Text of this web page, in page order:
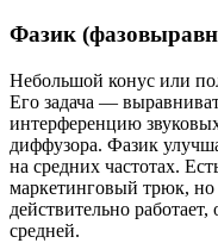
Фазик
Небольшой конус или
Его задача —
интерференцию
диффузора. Фазик
на средних частотах.
маркетинговый трюк,
действительно
средней.